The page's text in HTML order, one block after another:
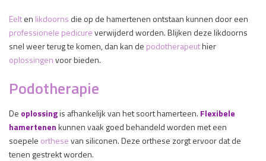
Eelten likdoorns die op de hamertenen ontstaan kunnen door een
professionele pedicureverwijderd worden. Blijken deze likdoorns
snel weer terug te komen, dan kan de podotherapeuthier
oplossingenvoor bieden.
Podotherapie
De oplossingis afhankelijk van het soort hamerteen. Flexibele
hamertenenkunnen vaak goed behandeld worden met een
soepele orthesevan siliconen. Deze orthese zorgt ervoor dat de
tenen gestrekt worden.